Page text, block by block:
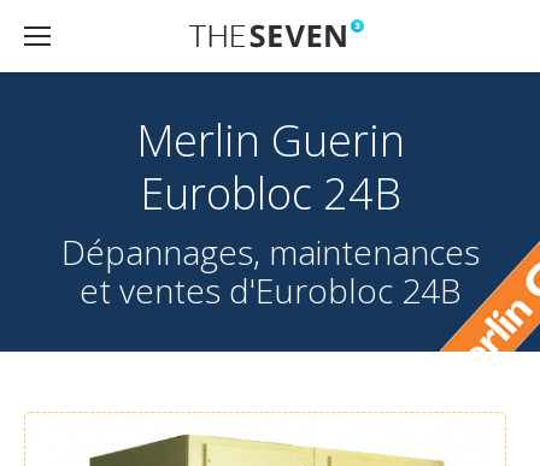
Merlin Guerin
Eurobloc 24B
Dépannages, maintenances
et ventes d'Eurobloc 24B